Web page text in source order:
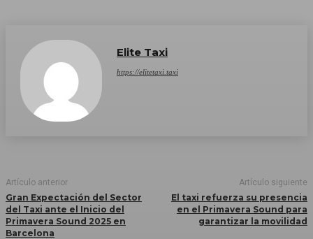
Elite Taxi
https://elitetaxi.taxi
Artículo anterior
Gran Expectación del Sector
del Taxi ante el Inicio del
Primavera Sound 2025 en
Barcelona
Artículo siguiente
El taxi refuerza su presencia
en el Primavera Sound para
garantizar la movilidad